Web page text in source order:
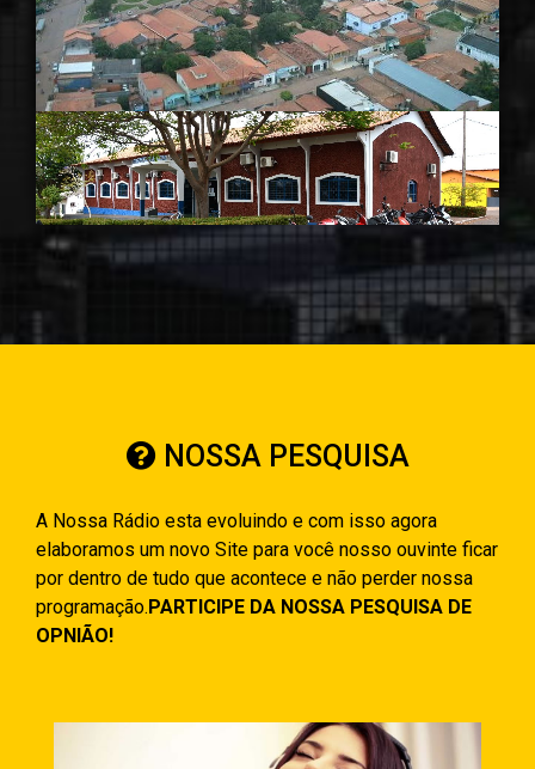
NOSSA PESQUISA
A Nossa Rádio esta evoluindo e com isso agora
elaboramos um novo Site para você nosso ouvinte ficar
por dentro de tudo que acontece e não perder nossa
programação.PARTICIPE DA NOSSA PESQUISA DE
OPNIÃO!